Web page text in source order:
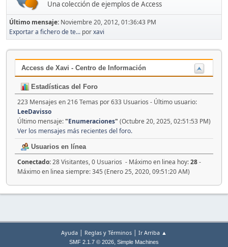
Una colección de ejemplos de Access
Último mensaje: Noviembre 20, 2012, 01:36:43 PM
Exportar a fichero de te... porxavi
Access de Xavi - Centro de Información
Estadísticas del Foro
223 Mensajes en 216 Temas por 633 Usuarios - Último usuario:
LeeDavisso
Último mensaje:"Enumeraciones" (Octubre 20, 2025, 02:51:53 PM)
Ver los mensajes más recientes del foro.
Usuarios en línea
Conectado:28 Visitantes, 0 Usuarios - Máximo en linea hoy:28-
Máximo en linea siempre: 345 (Enero 25, 2020, 09:51:20 AM)
Ayuda | Reglas y Términos | Ir Arriba ▲
SMF 2.1.7 © 2026, Simple Machines